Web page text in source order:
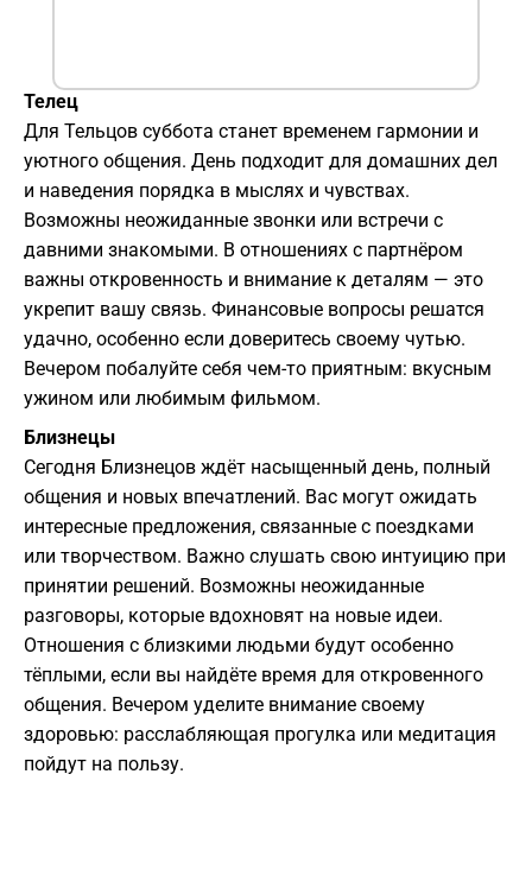
Телец
Для Тельцов суббота станет временем гармонии и
уютного общения. День подходит для домашних дел
и наведения порядка в мыслях и чувствах.
Возможны неожиданные звонки или встречи с
давними знакомыми. В отношениях с партнёром
важны откровенность и внимание к деталям — это
укрепит вашу связь. Финансовые вопросы решатся
удачно, особенно если доверитесь своему чутью.
Вечером побалуйте себя чем-то приятным: вкусным
ужином или любимым фильмом.
Близнецы
Сегодня Близнецов ждёт насыщенный день, полный
общения и новых впечатлений. Вас могут ожидать
интересные предложения, связанные с поездками
или творчеством. Важно слушать свою интуицию при
принятии решений. Возможны неожиданные
разговоры, которые вдохновят на новые идеи.
Отношения с близкими людьми будут особенно
тёплыми, если вы найдёте время для откровенного
общения. Вечером уделите внимание своему
здоровью: расслабляющая прогулка или медитация
пойдут на пользу.